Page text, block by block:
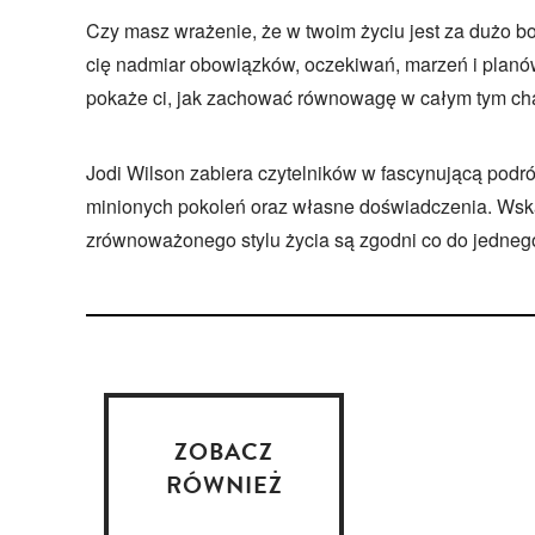
Czy masz wrażenie, że w twoim życiu jest za dużo
cię nadmiar obowiązków, oczekiwań, marzeń i
pokaże ci, jak zachować równowagę w całym tym
Jodi Wilson zabiera czytelników w fascynującą
minionych pokoleń oraz własne doświadczenia.
zrównoważonego stylu życia są zgodni co do
ZOBACZ
RÓWNIEŻ